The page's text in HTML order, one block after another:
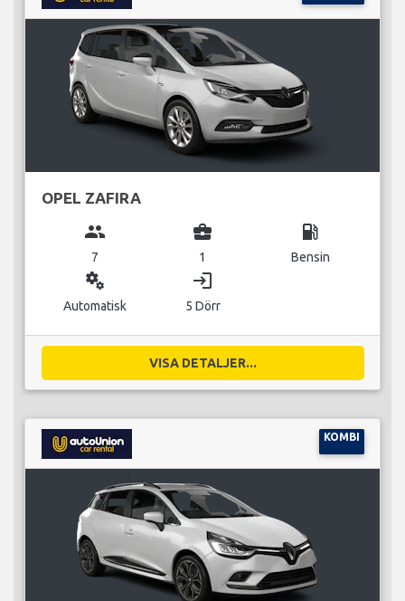
OPEL ZAFIRA
group
7
business_center
1
local_gas_station
Bensin
miscellaneous_services
Automatisk
login
5 Dörr
VISA DETALJER...
KOMBI